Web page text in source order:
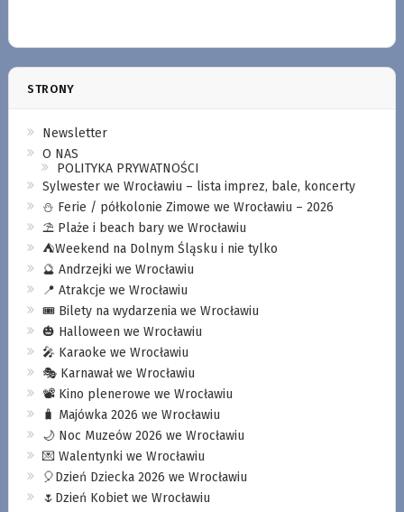
STRONY
Newsletter
O NAS
POLITYKA PRYWATNOŚCI
Sylwester we Wrocławiu – lista imprez, bale, koncerty
⛄️ Ferie / półkolonie Zimowe we Wrocławiu – 2026
⛱️ Plaże i beach bary we Wrocławiu
⛺️Weekend na Dolnym Śląsku i nie tylko
🔮 Andrzejki we Wrocławiu
📍 Atrakcje we Wrocławiu
🎟️ Bilety na wydarzenia we Wrocławiu
🎃 Halloween we Wrocławiu
🎤 Karaoke we Wrocławiu
🎭 Karnawał we Wrocławiu
📽️ Kino plenerowe we Wrocławiu
🧳 Majówka 2026 we Wrocławiu
🌙 Noc Muzeów 2026 we Wrocławiu
💌 Walentynki we Wrocławiu
🎈Dzień Dziecka 2026 we Wrocławiu
🌷Dzień Kobiet we Wrocławiu